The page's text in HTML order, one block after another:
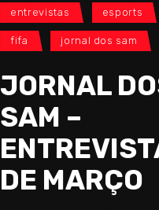
entrevistas esports
fifa jornal dos sam
JORNAL
SAM –
DE MARÇO